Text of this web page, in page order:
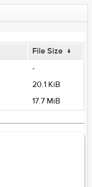
File Size ↓
-
20.1 KiB
17.7 MiB